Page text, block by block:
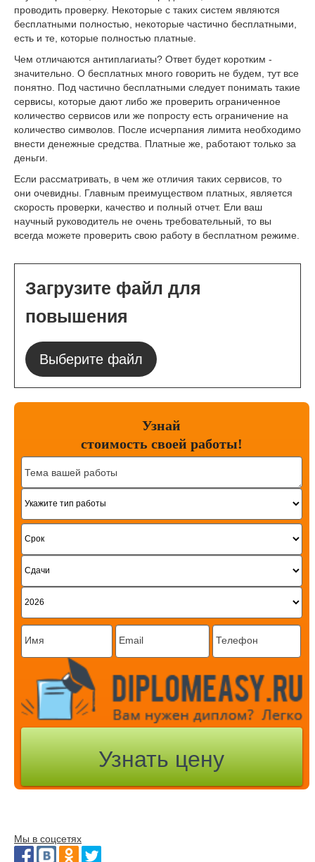
проводить проверку. Некоторые с таких систем являются
бесплатными полностью, некоторые частично бесплатными,
есть и те, которые полностью платные.
Чем отличаются антиплагиаты? Ответ будет коротким -
значительно. О бесплатных много говорить не будем, тут все
понятно. Под частично бесплатными следует понимать такие
сервисы, которые дают либо же проверить ограниченное
количество сервисов или же попросту есть ограничение на
количество символов. После исчерпания лимита необходимо
внести денежные средства. Платные же, работают только за
деньги.
Если рассматривать, в чем же отличия таких сервисов, то
они очевидны. Главным преимуществом платных, является
скорость проверки, качество и полный отчет. Ели ваш
научный руководитель не очень требовательный, то вы
всегда можете проверить свою работу в бесплатном режиме.
Загрузите файл для
повышения
Выберите файл
Узнай
стоимость своей работы!
Мы в соцсетях